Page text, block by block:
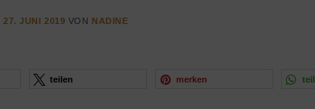
27. JUNI 2019 VON NADINE
teilen merken